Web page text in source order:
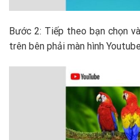
Bước 2: Tiếp theo bạn chọn
trên bên phải màn hình